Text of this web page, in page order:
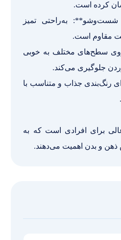
کرده است.
به‌راحتی تمیز
مقاوم است.
سطح‌های مختلف به خوبی
جلوگیری می‌کند.
رنگ‌بندی جذاب و متناسب با
برای افرادی است که به
ذهن و بدن اهمیت می‌دهند.